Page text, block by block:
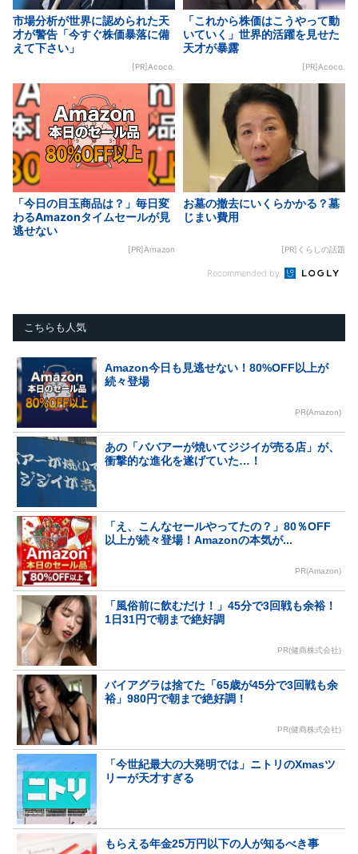
市場分析が世界に認められた天
才が警告「今すぐ株価暴落に備
えて下さい」
[PR]Acoco.
「これから株価はこうやって動
いていく」世界的活躍を見せた
天才が暴露
[PR]Acoco.
「今日の目玉商品は？」毎日変
わるAmazonタイムセールが見
逃せない
[PR]Amazon
お墓の撤去にいくらかかる？墓
じまい費用
[PR]くらしの話題
Recommended by
こちらも人気
Amazon今日も見逃せない！80%OFF以上が
続々登場
PR(Amazon)
あの「ババアーが焼いてジジイが売る店」が、
衝撃的な進化を遂げていた…！
「え、こんなセールやってたの？」80％OFF
以上が続々登場！Amazonの本気が...
PR(Amazon)
「風俗前に飲むだけ！」45分で3回戦も余裕！
1日31円で朝まで絶好調
PR(健商株式会社)
バイアグラは捨てた「65歳が45分で3回戦も余
裕」980円で朝まで絶好調！
PR(健商株式会社)
「今世紀最大の大発明では」ニトリのXmasツ
リーが天才すぎる
もらえる年金25万円以下の人が知るべき事